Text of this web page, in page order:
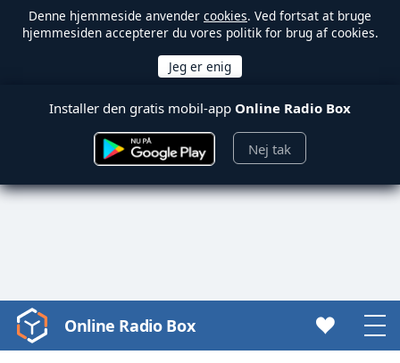
Denne hjemmeside anvender cookies. Ved fortsat at bruge
hjemmesiden accepterer du vores politik for brug af cookies.
Installer den gratis mobil-app Online Radio Box
Nej tak
Video
Player
Online Radio Box